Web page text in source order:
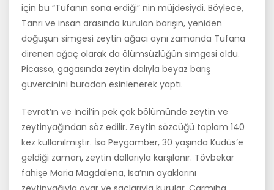
için bu “Tufanın sona erdiği” nin müjdesiydi. Böylece,
Tanrı ve insan arasında kurulan barışın, yeniden
doğuşun simgesi zeytin ağacı aynı zamanda Tu­fana
direnen ağaç olarak da ölümsüzlüğün simgesi oldu.
Picasso, gaga­sında zeytin dalıyla beyaz barış
güvercinini buradan esinlenerek yaptı.
Tevrat’ın ve İncil’in pek çok bölümünde zeytin ve
zeytinyağından söz edilir. Zeytin sözcüğü toplam 140
kez kullanılmıştır. İsa Peygamber, 30 yaşında Kudüs’e
geldiği zaman, zeytin dallarıyla karşılanır. Tövbekar
fahişe Maria Magdalena, İsa’nın ayaklarını